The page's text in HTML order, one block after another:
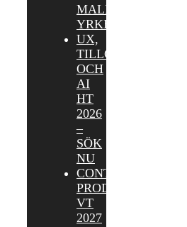
MALMÖ
YRKESHÖGSKOLA
UX,
TILLGÄNGLIGHET
OCH
AI
HT
2026
–
SÖK
NU
CONTENT
PRODUCER
VT
2027